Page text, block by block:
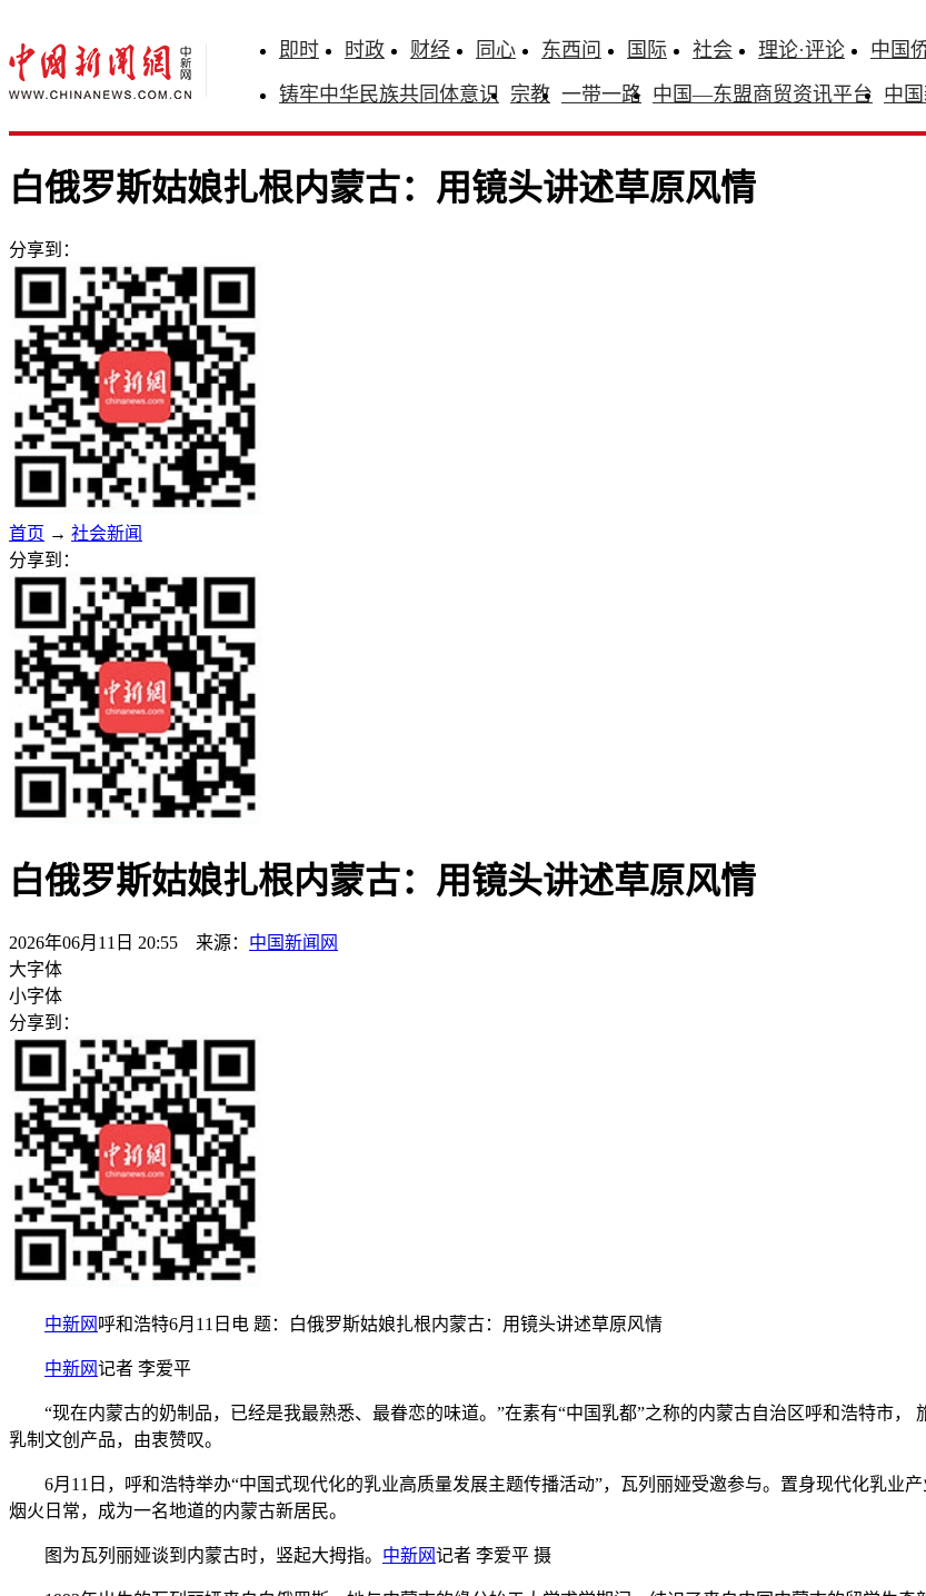
即时 时政 财经 同心 东西问 国际 社会 理论·评论 中国
铸牢中华民族共同体意识 宗教 一带一路 中国—东盟商贸资讯平台 中
白俄罗斯姑娘扎根内蒙古：用镜头讲述草原风情
分享到：
首页 → 社会新闻
分享到：
白俄罗斯姑娘扎根内蒙古：用镜头讲述草原风情
2026年06月11日 20:55 来源： 中国新闻网
大字体
小字体
分享到：
中新网 呼和浩特6月11日电 题：白俄罗斯姑娘扎根内蒙古：用镜头讲述草原风情
中新网记者 李爱平
“现在内蒙古的奶制品，已经是我最熟悉、最眷恋的味道。”在素有“中国乳都”之称的内蒙古自治区呼和浩特市，
乳制文创产品，由衷赞叹。
6月11日，呼和浩特举办“中国式现代化的乳业高质量发展主题传播活动”，瓦列丽娅受邀参与。置身现代化乳业
烟火日常，成为一名地道的内蒙古新居民。
图为瓦列丽娅谈到内蒙古时，竖起大拇指。 中新网记者 李爱平 摄